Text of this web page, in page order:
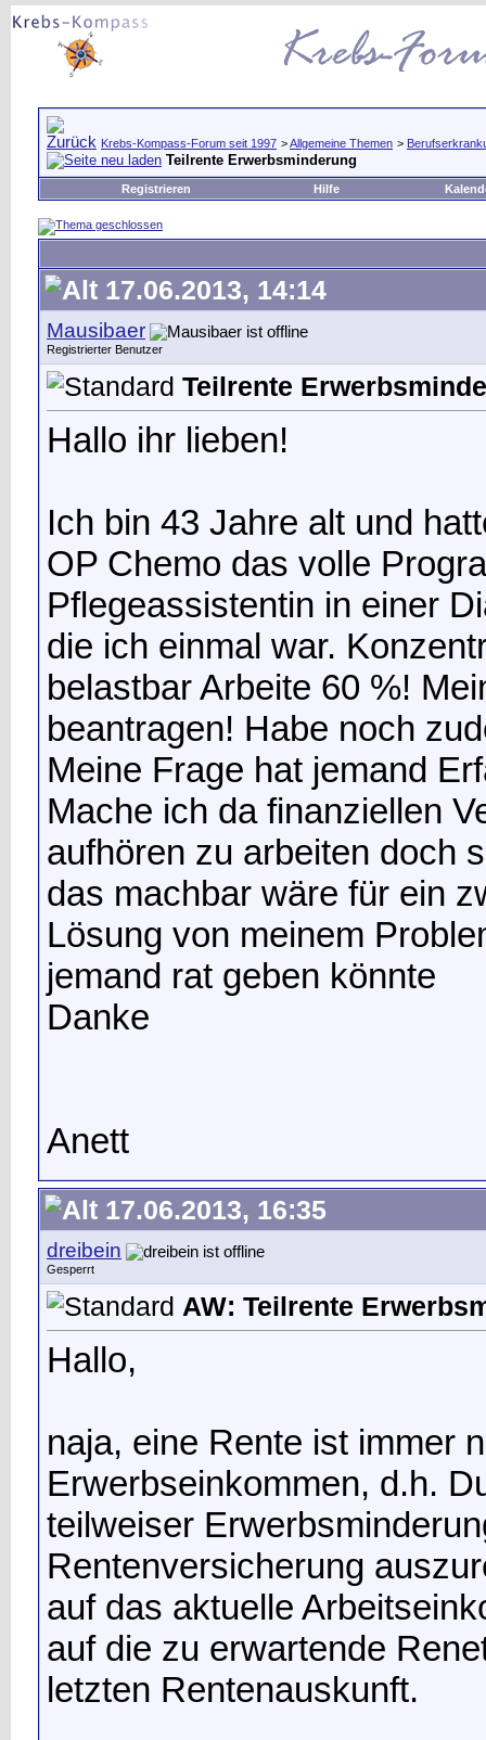
Krebs-Kompass-Forum seit 1997 >Allgemeine Themen >
Teilrente Erwerbsminderung
Registrieren Hilfe
17.06.2013, 14:14
Mausibaer
Registrierter Benutzer
Teilrente
Hallo ihr lieben!
Ich bin 43 Jahre alt und
OP Chemo das volle
Pflegeassistentin in einer
die ich einmal war.
belastbarArbeite 60 %!
beantragen! Habe noch
Meine Frage hat jemand
Mache ich da finanziellen
aufhören zu arbeiten doch
das machbar wäre für ein
Lösung von meinem
jemand rat geben könnte
Danke
Anett
17.06.2013, 16:35
dreibein
Gesperrt
AW: Teilrente
Hallo,
naja, eine Rente ist immer
Erwerbseinkommen, d.h.
teilweiser
Rentenversicherung
auf das aktuelle
auf die zu erwartende
letzten Rentenauskunft.